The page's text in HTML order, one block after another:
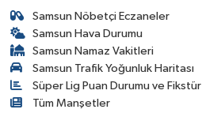
Samsun Nöbetçi Eczaneler
Samsun Hava Durumu
Samsun Namaz Vakitleri
Samsun Trafik Yoğunluk Haritası
Süper Lig Puan Durumu ve Fikstür
Tüm Manşetler